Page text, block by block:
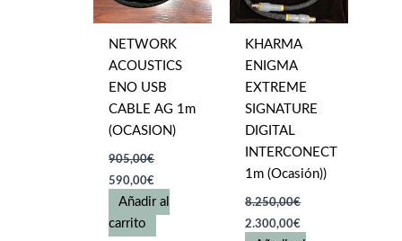
NETWORK
ACOUSTICS
ENO USB
CABLE AG 1m
(OCASION)
905,00€
El
precio
original
era:
905,00€.
590,00€
precio
actual
590,00€.
Añadir al
carrito
KHARMA
ENIGMA
EXTREME
SIGNATURE
DIGITAL
INTERCONECT
1m (Ocasión))
8.250,00€
El
precio
2.300,00€
precio